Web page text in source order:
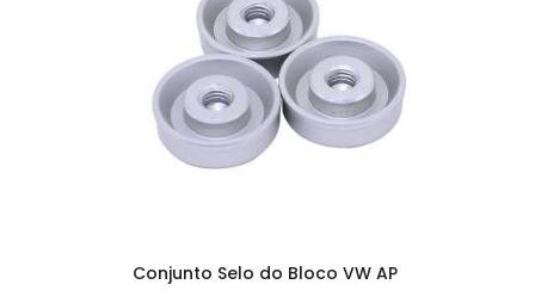
Conjunto Selo do Bloco VW AP